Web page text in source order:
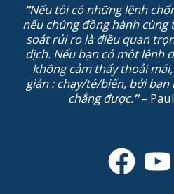
“Nếu tôi có những lệnh
nếu chúng đồng hành cùng
soát rủi ro là điều quan
dịch. Nếu bạn có một lệnh
không cảm thấy thoải
giản : chạy/té/biến, bởi
chẳng được.”–